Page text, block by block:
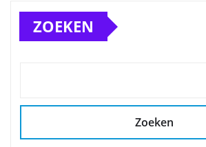
ZOEKEN
Zoeken